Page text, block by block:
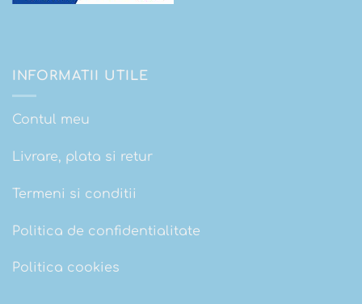
INFORMATII UTILE
Contul meu
Livrare, plata si retur
Termeni si conditii
Politica de confidentialitate
Politica cookies